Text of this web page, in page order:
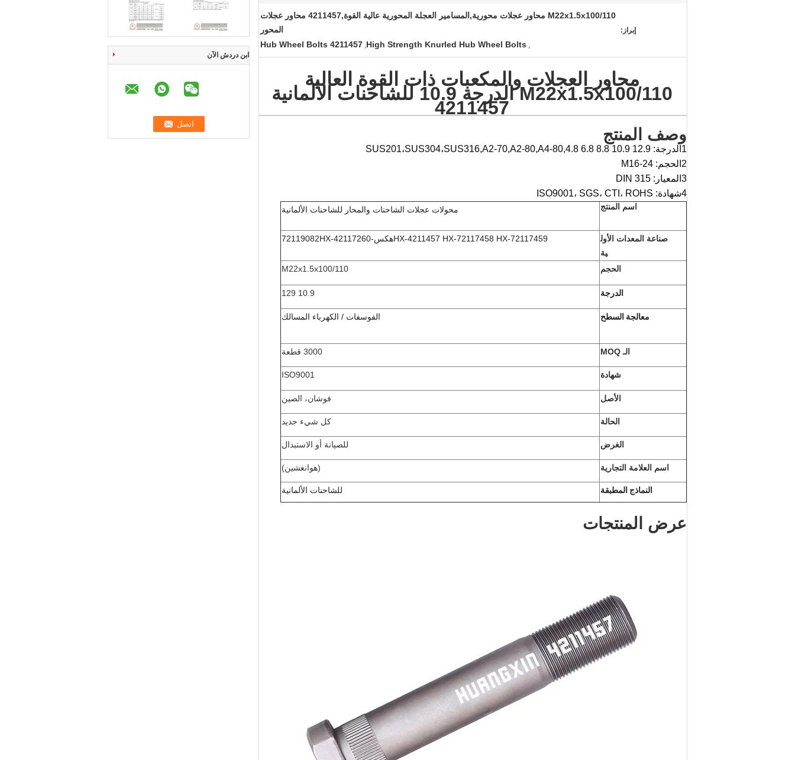
ابن دردش الآن
إبراز:
M22x1.5x100/110 محاور عجلات محورية,المسامير العجلة المحورية عالية القوة,4211457 محاور عجلات
المحور
,
High Strength Knurled Hub Wheel Bolts
,
4211457 Hub Wheel Bolts
محاور العجلات والمكعبات ذات القوة العالية
M22x1.5x100/110 الدرجة 10.9 للشاحنات الألمانية
4211457
وصف المنتج
1الدرجة: SUS201،SUS304،SUS316,A2-70,A2-80,A4-80,4.8 6.8 8.8 10.9 12.9
2الحجم: M16-24
3المعيار: DIN 315
4شهادة: ISO9001، SGS، CTI، ROHS
اسم المنتج محولات عجلات الشاحنات والمحار للشاحنات الألمانية
صناعة المعدات الأول
ية
HX-4211457 HX-72117458 HX-72117459 هكس- 72119082HX-42117260
الحجم M22x1.5x100/110
الدرجة 10.9 129
معالجة السطح الفوسفات / الكهرباء المسالك
الـ MOQ 3000 قطعة
شهادة ISO9001
الأصل فوشان، الصين
الحالة كل شيء جديد
الغرض للصيانة أو الاستبدال
اسم العلامة التجارية (هوانغشين)
النماذج المطبقة للشاحنات الألمانية
عرض المنتجات